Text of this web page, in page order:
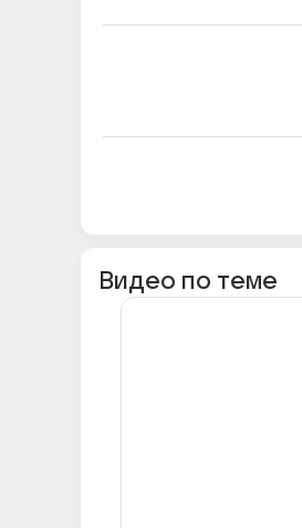
Видео по теме